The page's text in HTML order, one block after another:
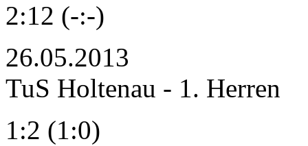
2:12 (-:-)
26.05.2013
TuS Holtenau - 1. Herren
1:2 (1:0)